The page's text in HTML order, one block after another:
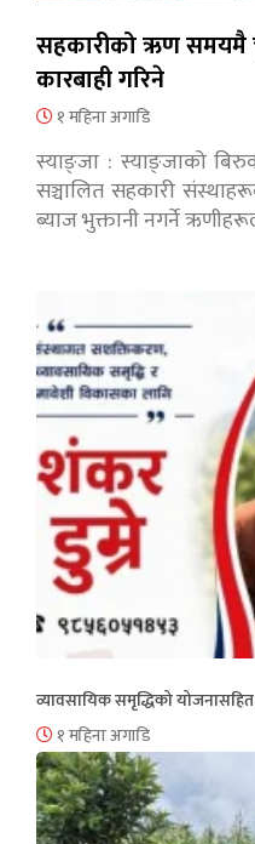
सहकारीको ऋण समयमै
कारबाही गरिने
१ महिना अगाडि
स्याङ्जा : स्याङ्जाको
सञ्चालित सहकारी
ब्याज भुक्तानी नगर्ने
व्यावसायिक समृद्धिको
१ महिना अगाडि